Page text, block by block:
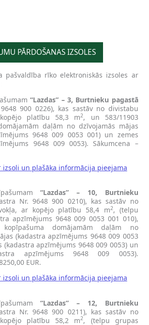
PĀRDOŠANAS IZSOLES
pašvaldība rīko elektroniskās izsoles ar
“Lazdas” – 3, Burtnieku pagastā
900 0226), kas sastāv no divistabu
platību 58,3 m2, un 583/11903
daļām no dzīvojamās mājas
9648 009 0053 001) un zemes
9648 009 0053). Sākumcena –
izsoli un plašāka informācija pieejama
“Lazdas” – 10, Burtnieku
Nr. 9648 900 0210), kas sastāv no
ar kopējo platību 58,4 m2, (telpu
apzīmējums 9648 009 0053 001 010),
kopīpašuma domājamām daļām no
(kadastra apzīmējums 9648 009 0053
(kadastra apzīmējums 9648 009 0053) un
apzīmējums 9648 009 0053).
EUR.
izsoli un plašāka informācija pieejama
“Lazdas” – 12, Burtnieku
Nr. 9648 900 0211), kas sastāv no
platību 58,2 m2, (telpu grupas